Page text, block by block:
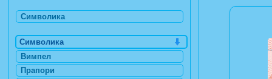
Символика
Символика
Вимпел
Прапори